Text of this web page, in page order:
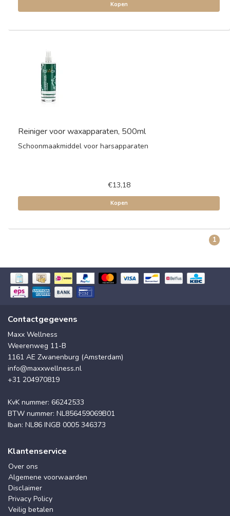
Kopen
Reiniger voor waxapparaten, 500ml
Schoonmaakmiddel voor harsapparaten
€13,18
Kopen
1
Contactgegevens
Maxx Wellness
Weerenweg 11-B
1161 AE Zwanenburg (Amsterdam)
info@maxxwellness.nl
+31 204970819
KvK nummer: 66242533
BTW nummer: NL856459069B01
Iban: NL86 INGB 0005 346373
Klantenservice
Over ons
Algemene voorwaarden
Disclaimer
Privacy Policy
Veilig betalen